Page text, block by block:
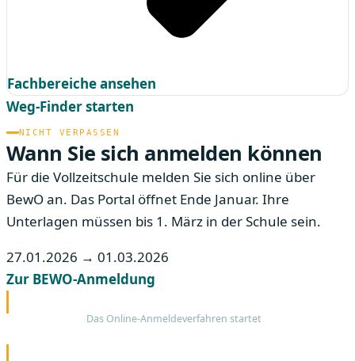
Fachbereiche ansehen
Weg-Finder starten
NICHT VERPASSEN
Wann Sie sich anmelden können
Für die Vollzeitschule melden Sie sich online über
BewO an. Das Portal öffnet Ende Januar. Ihre
Unterlagen müssen bis 1. März in der Schule sein.
27.01.2026 → 01.03.2026
Zur BEWO-Anmeldung
Das Online-Anmeldeverfahren startet